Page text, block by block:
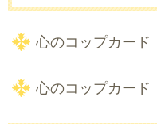
心のコップカード
心のコップカード